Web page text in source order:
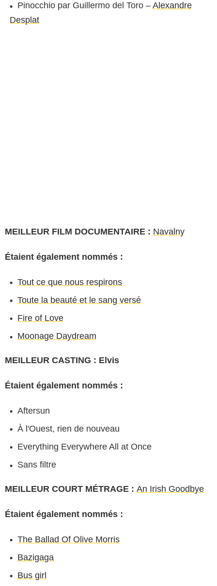
Pinocchio par Guillermo del Toro – Alexandre
Desplat
MEILLEUR FILM DOCUMENTAIRE : Navalny
Étaient également nommés :
Tout ce que nous respirons
Toute la beauté et le sang versé
Fire of Love
Moonage Daydream
MEILLEUR CASTING : Elvis
Étaient également nommés :
Aftersun
À l'Ouest, rien de nouveau
Everything Everywhere All at Once
Sans filtre
MEILLEUR COURT MÉTRAGE : An Irish Goodbye
Étaient également nommés :
The Ballad Of Olive Morris
Bazigaga
Bus girl